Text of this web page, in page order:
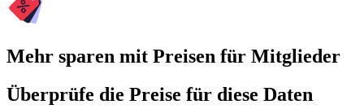
Mehr sparen mit Preisen für Mitglieder
Überprüfe die Preise für diese Daten